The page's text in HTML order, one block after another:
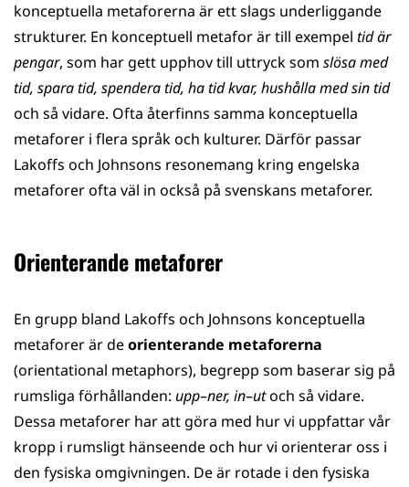
konceptuella metaforerna är ett slags underliggande
strukturer. En konceptuell metafor är till exempel tid är
pengar, som har gett upphov till uttryck som slösa med
tid, spara tid, spendera tid, ha tid kvar, hushålla med sin tid
och så vidare. Ofta återfinns samma konceptuella
metaforer i flera språk och kulturer. Därför passar
Lakoffs och Johnsons resonemang kring engelska
metaforer ofta väl in också på svenskans metaforer.
Orienterande metaforer
En grupp bland Lakoffs och Johnsons konceptuella
metaforer är deorienterande metaforerna
(orientational metaphors), begrepp som baserar sig på
rumsliga förhållanden: upp–ner, in–utoch så vidare.
Dessa metaforer har att göra med hur vi uppfattar vår
kropp i rumsligt hänseende och hur vi orienterar oss i
den fysiska omgivningen. De är rotade i den fysiska